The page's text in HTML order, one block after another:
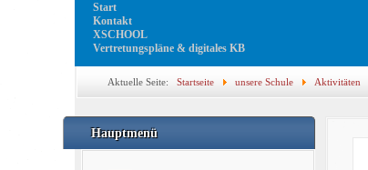
Start
Kontakt
XSCHOOL
Vertretungspläne & digitales KB
Aktuelle Seite:Startseite unsere Schule Aktivitäten
Hauptmenü